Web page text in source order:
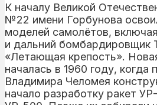
К началу Великой
№22 имени Горбунова
моделей самолётов,
и дальний бомбардировщик
«Летающая крепость».
началась в 1960 году,
Владимира Челомея
начало разработку ракет